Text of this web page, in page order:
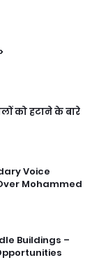
को हटाने के बारे
Voice
Mohammed
Buildings –